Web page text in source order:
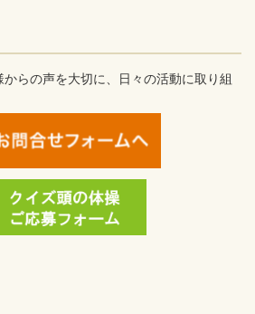
らの声を大切に、日々の活動に取り組